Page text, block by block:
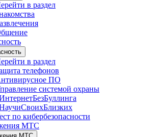
в раздел
в раздел
телефонов
ПО
системой охраны
по кибербезопасности
МТС